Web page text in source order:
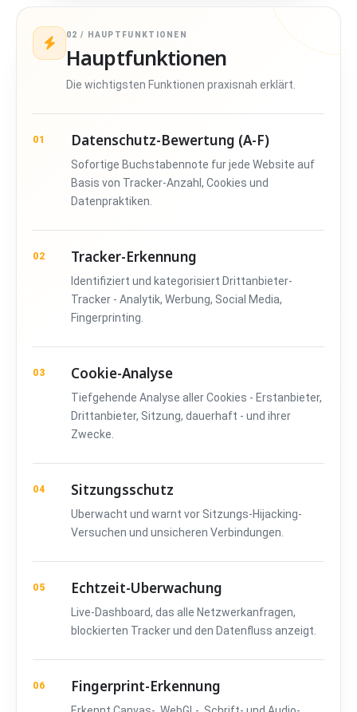
02 / HAUPTFUNKTIONEN
Hauptfunktionen
Die wichtigsten Funktionen praxisnah erklärt.
01 Datenschutz-Bewertung (A-F)
Sofortige Buchstabennote fur jede Website auf
Basis von Tracker-Anzahl, Cookies und
Datenpraktiken.
02 Tracker-Erkennung
Identifiziert und kategorisiert Drittanbieter-
Tracker - Analytik, Werbung, Social Media,
Fingerprinting.
03 Cookie-Analyse
Tiefgehende Analyse aller Cookies - Erstanbieter,
Drittanbieter, Sitzung, dauerhaft - und ihrer
Zwecke.
04 Sitzungsschutz
Uberwacht und warnt vor Sitzungs-Hijacking-
Versuchen und unsicheren Verbindungen.
05 Echtzeit-Uberwachung
Live-Dashboard, das alle Netzwerkanfragen,
blockierten Tracker und den Datenfluss anzeigt.
06 Fingerprint-Erkennung